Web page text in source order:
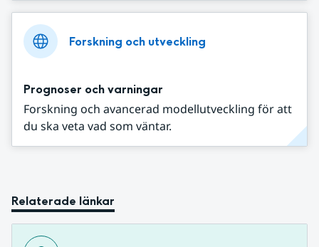
Forskning och utveckling
Prognoser och varningar
Forskning och avancerad modellutveckling för att
du ska veta vad som väntar.
Relaterade länkar